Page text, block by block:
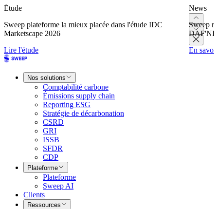
Étude
Sweep plateforme la mieux placée dans l'étude IDC
Marketscape 2026
Lire l'étude
News
Sweep
En
Nos solutions
Comptabilité carbone
Émissions supply chain
Reporting ESG
Stratégie de décarbonation
CSRD
GRI
ISSB
SFDR
CDP
Plateforme
Plateforme
Sweep AI
Clients
Ressources